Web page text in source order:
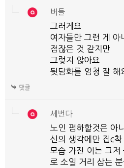
버들
그러게요
여자들만 그런 게 아
점잖은 것 같지만
그렇지 않아요
뒷담화를 엄청 잘 해
세번다
노인 펌하할것은 아
신의 생각에만 집c
모습 가진 이는 그저
로 소일 거리 삼는